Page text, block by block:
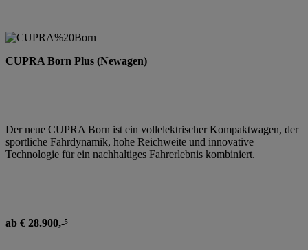
CUPRA Born Plus (Newagen)
Der neue CUPRA Born ist ein vollelektrischer Kompaktwagen, der
sportliche Fahrdynamik, hohe Reichweite und innovative
Technologie für ein nachhaltiges Fahrerlebnis kombiniert.
ab € 28.900,-⁵